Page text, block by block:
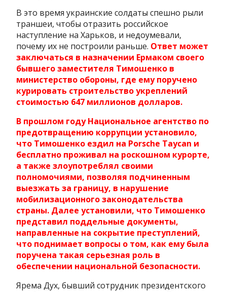
В это время украинские солдаты спешно рыли
траншеи, чтобы отразить российское
наступление на Харьков, и недоумевали,
почему их не построили раньше. Ответ может
заключаться в назначении Ермаком своего
бывшего заместителя Тимошенко в
министерство обороны, где ему поручено
курировать строительство укреплений
стоимостью 647 миллионов долларов.
В прошлом году Национальное агентство по
предотвращению коррупции установило,
что Тимошенко ездил на Porsche Taycan и
бесплатно проживал на роскошном курорте,
а также злоупотреблял своими
полномочиями, позволяя подчиненным
выезжать за границу, в нарушение
мобилизационного законодательства
страны. Далее установили, что Тимошенко
представил поддельные документы,
направленные на сокрытие преступлений,
что поднимает вопросы о том, как ему была
поручена такая серьезная роль в
обеспечении национальной безопасности.
Ярема Дух, бывший сотрудник президентского